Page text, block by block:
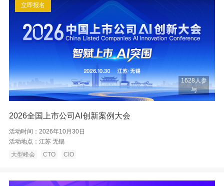
立即报名
1628人参
与
2026全国上市公司AI创新案例大会
活动时间： 2026年10月30日
活动地点： 江苏 无锡
大型峰会
CTO CIO